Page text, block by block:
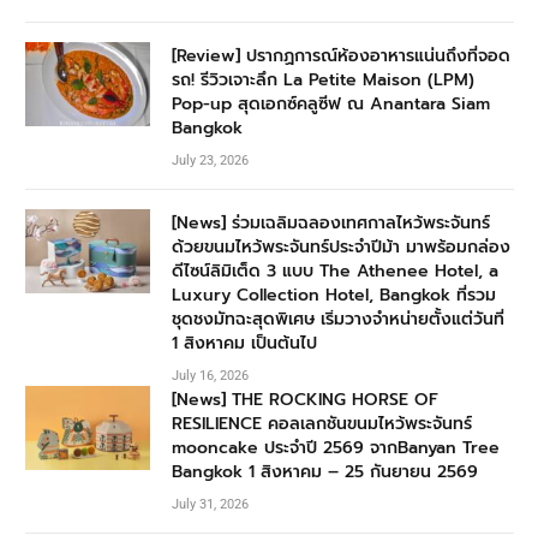
[Review] ปรากฏการณ์ห้องอาหารแน่นถึงที่จอด
รถ! รีวิวเจาะลึก La Petite Maison (LPM)
Pop-up สุดเอกซ์คลูซีฟ ณ Anantara Siam
Bangkok
July 23, 2026
[News] ร่วมเฉลิมฉลองเทศกาลไหว้พระจันทร์
ด้วยขนมไหว้พระจันทร์ประจำปีม้า มาพร้อมกล่อง
ดีไซน์ลิมิเต็ด 3 แบบ The Athenee Hotel, a
Luxury Collection Hotel, Bangkok ที่รวม
ชุดชงมัทฉะสุดพิเศษ เริ่มวางจำหน่ายตั้งแต่วันที่
1 สิงหาคม เป็นต้นไป
July 16, 2026
[News] THE ROCKING HORSE OF
RESILIENCE คอลเลกชันขนมไหว้พระจันทร์
mooncake ประจำปี 2569 จากBanyan Tree
Bangkok 1 สิงหาคม – 25 กันยายน 2569
July 31, 2026